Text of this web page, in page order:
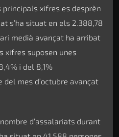
xifres es desprèn
s’ha situat en els 2.388,78
medià avançat ha arribat
xifres suposen unes
i del 8,1%
mes d’octubre avançat
d’assalariats durant